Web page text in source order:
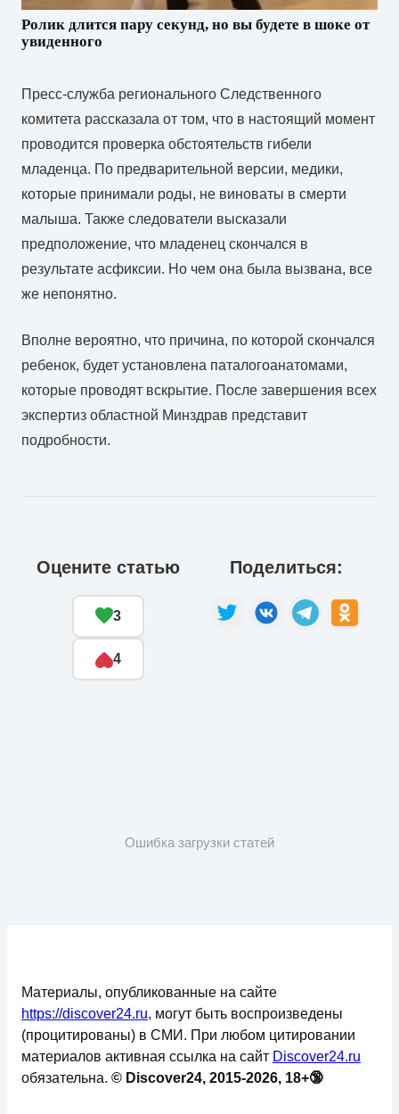
Ролик длится пару секунд, но вы будете в шоке от
увиденного
Пресс-служба регионального Следственного
комитета рассказала от том, что в настоящий момент
проводится проверка обстоятельств гибели
младенца. По предварительной версии, медики,
которые принимали роды, не виноваты в смерти
малыша. Также следователи высказали
предположение, что младенец скончался в
результате асфиксии. Но чем она была вызвана, все
же непонятно.
Вполне вероятно, что причина, по которой скончался
ребенок, будет установлена паталогоанатомами,
которые проводят вскрытие. После завершения всех
экспертиз областной Минздрав представит
подробности.
Оцените статью
3
4
Поделиться:
Ошибка загрузки статей
Материалы, опубликованные на сайте
https://discover24.ru, могут быть воспроизведены
(процитированы) в СМИ. При любом цитировании
материалов активная ссылка на сайт Discover24.ru
обязательна. © Discover24, 2015-2026, 18+🔞